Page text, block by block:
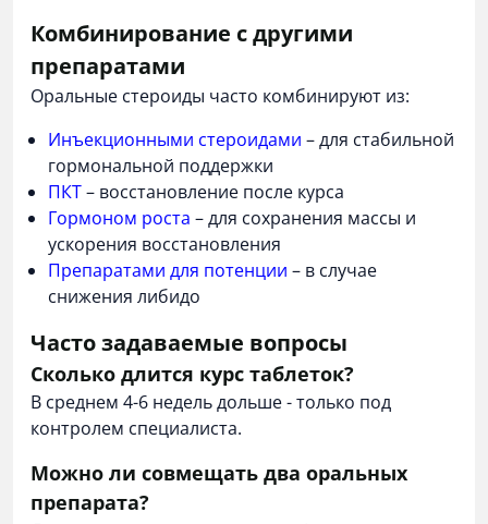
Комбинирование с другими
препаратами
Оральные стероиды часто комбинируют из:
Инъекционными стероидами – для стабильной
гормональной поддержки
ПКТ– восстановление после курса
Гормоном роста – для сохранения массы и
ускорения восстановления
Препаратами для потенции – в случае
снижения либидо
Часто задаваемые вопросы
Сколько длится курс таблеток?
В среднем 4-6 недель дольше - только под
контролем специалиста.
Можно ли совмещать два оральных
препарата?